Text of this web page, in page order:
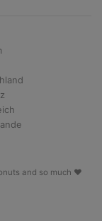
and so much ♥